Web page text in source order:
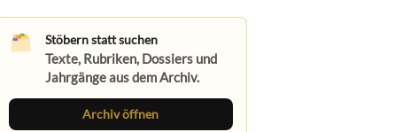
Stöbern statt suchen
Texte, Rubriken, Dossiers und
Jahrgänge aus dem Archiv.
Archiv öffnen